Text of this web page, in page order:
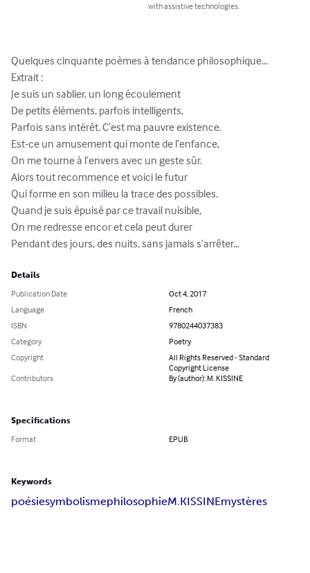
with assistive technologies.
Quelques cinquante poèmes à tendance philosophique...
Extrait :
Je suis un sablier, un long écoulement
De petits éléments, parfois intelligents,
Parfois sans intérêt. C’est ma pauvre existence.
Est-ce un amusement qui monte de l’enfance,
On me tourne à l’envers avec un geste sûr.
Alors tout recommence et voici le futur
Qui forme en son milieu la trace des possibles.
Quand je suis épuisé par ce travail nuisible,
On me redresse encor et cela peut durer
Pendant des jours, des nuits, sans jamais s’arrêter...
Details
Publication Date
Oct 4, 2017
Language
French
ISBN
9780244037383
Category
Poetry
Copyright
All Rights Reserved - Standard
Copyright License
Contributors
By (author): M. KISSINE
Specifications
Format EPUB
Keywords
poésiesymbolismephilosophieM.KISSINEmystères